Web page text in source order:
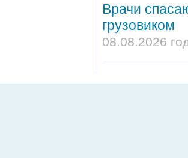
Врачи
грузовиком
08.08.2026